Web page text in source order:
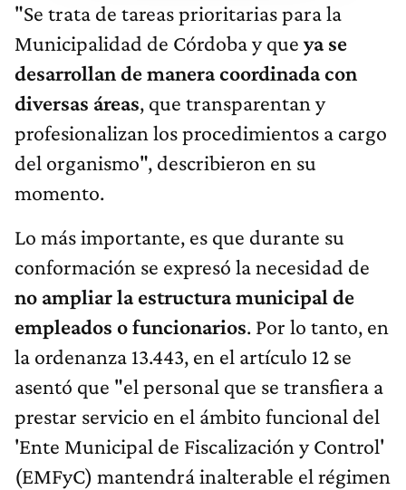
"Se trata de tareas prioritarias para la
Municipalidad de Córdoba y que ya se
desarrollan de manera coordinada con
diversas áreas, que transparentan y
profesionalizan los procedimientos a cargo
del organismo", describieron en su
momento.
Lo más importante, es que durante su
conformación se expresó la necesidad de
no ampliar la estructura municipal de
empleados o funcionarios. Por lo tanto, en
la ordenanza 13.443, en el artículo 12 se
asentó que "el personal que se transfiera a
prestar servicio en el ámbito funcional del
'Ente Municipal de Fiscalización y Control'
(EMFyC) mantendrá inalterable el régimen